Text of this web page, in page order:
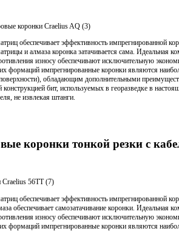
коронки Craelius AQ (3)
обеспечивает эффективность импрегнированной
и алмаза коронка затачивается сама. Идеальная
износу обеспечивают исключительную
формаций импрегнированные коронки являются
обладающим дополнительными
бит, используемых в георазведке в
не извлекая штанги.
коронки тонкой резки с
56TT (7)
обеспечивает эффективность импрегнированной
обеспечивает самозатачивание коронки. Идеальная
износу обеспечивают исключительную
формаций импрегнированные коронки являются